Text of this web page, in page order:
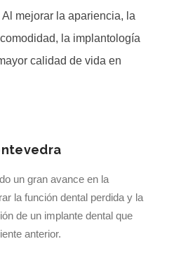
Al mejorar la apariencia, la
la implantología
calidad de vida en
un gran avance en la
la función dental perdida y la
de un implante dental que
anterior.